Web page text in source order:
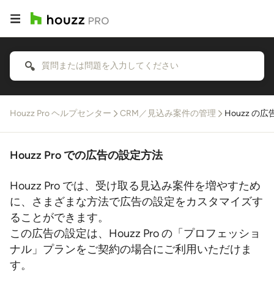
Houzz Pro ヘルプセンター CRM／見込み案件の管理 Houzz の広
Houzz Pro での広告の設定方法
Houzz Pro では、受け取る見込み案件を増やすため
に、さまざまな方法で広告の設定をカスタマイズす
ることができます。
この広告の設定は、Houzz Pro の「プロフェッショ
ナル」プランをご契約の場合にご利用いただけま
す。